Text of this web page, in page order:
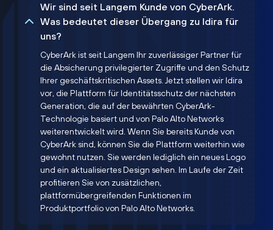
Wir sind seit Langem Kunde von CyberArk.
Was bedeutet dieser Übergang zu Idira für
uns?
CyberArk ist seit Langem Ihr zuverlässiger Partner für
die Absicherung privilegierter Zugriffe und den Schutz
Ihrer geschäftskritischen Assets. Jetzt stellen wir Idira
vor, die Plattform für Identitätsschutz der nächsten
Generation, die auf der bewährten CyberArk-
Technologie basiert und von Palo Alto Networks
weiterentwickelt wird. Wenn Sie bereits Kunde von
CyberArk sind, können Sie die Plattform weiterhin wie
gewohnt nutzen. Sie werden lediglich ein neues Logo
und ein aktualisiertes Design sehen. Im Laufe der Zeit
profitieren Sie von zusätzlichen,
plattformübergreifenden Funktionen im
Produktportfolio von Palo Alto Networks.